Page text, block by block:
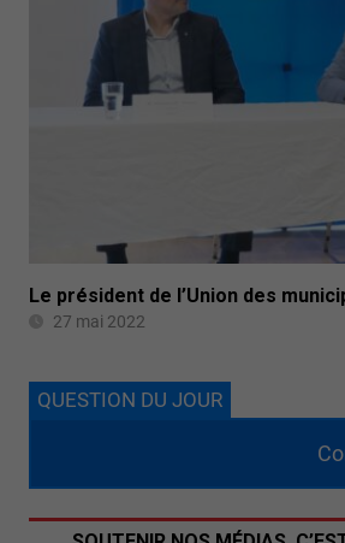
Le président de l’Union des
27 mai 2022
QUESTION DU JOUR